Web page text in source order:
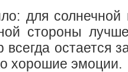
для
стороны
всегда остается
хорошие эмоции.